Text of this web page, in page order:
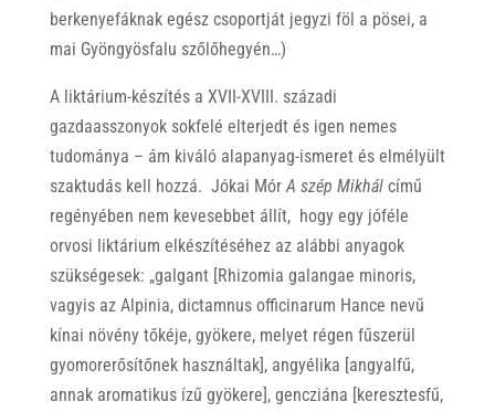
berkenyefáknak egész csoportját jegyzi föl a pösei, a
mai Gyöngyösfalu szőlőhegyén…)
A liktárium-készítés a XVII-XVIII. századi
gazdaasszonyok sokfelé elterjedt és igen nemes
tudománya – ám kiváló alapanyag-ismeret és elmélyült
szaktudás kell hozzá. Jókai Mór A szép Mikhál című
regényében nem kevesebbet állít, hogy egy jóféle
orvosi liktárium elkészítéséhez az alábbi anyagok
szükségesek: „galgant [Rhizomia galangae minoris,
vagyis az Alpinia, dictamnus officinarum Hance nevű
kínai növény tőkéje, gyökere, melyet régen fűszerül
gyomorerősítőnek használtak], angyélika [angyalfű,
annak aromatikus ízű gyökere], gencziána [keresztesfű,